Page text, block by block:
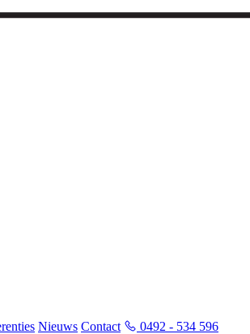
Nieuws Contact 0492 - 534 596